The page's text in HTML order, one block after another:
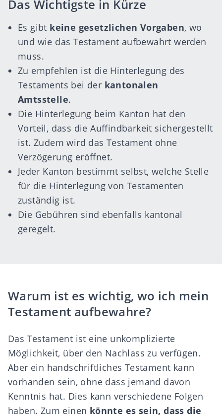
Das Wichtigste in Kürze
Es gibt keine gesetzlichen Vorgaben, wo
und wie das Testament aufbewahrt werden
muss.
Zu empfehlen ist die Hinterlegung des
Testaments bei der kantonalen
Amtsstelle.
Die Hinterlegung beim Kanton hat den
Vorteil, dass die Auffindbarkeit sichergestellt
ist. Zudem wird das Testament ohne
Verzögerung eröffnet.
Jeder Kanton bestimmt selbst, welche Stelle
für die Hinterlegung von Testamenten
zuständig ist.
Die Gebühren sind ebenfalls kantonal
geregelt.
Warum ist es wichtig, wo ich mein
Testament aufbewahre?
Das Testament ist eine unkomplizierte
Möglichkeit, über den Nachlass zu verfügen.
Aber ein handschriftliches Testament kann
vorhanden sein, ohne dass jemand davon
Kenntnis hat. Dies kann verschiedene Folgen
haben. Zum einen könnte es sein, dass die